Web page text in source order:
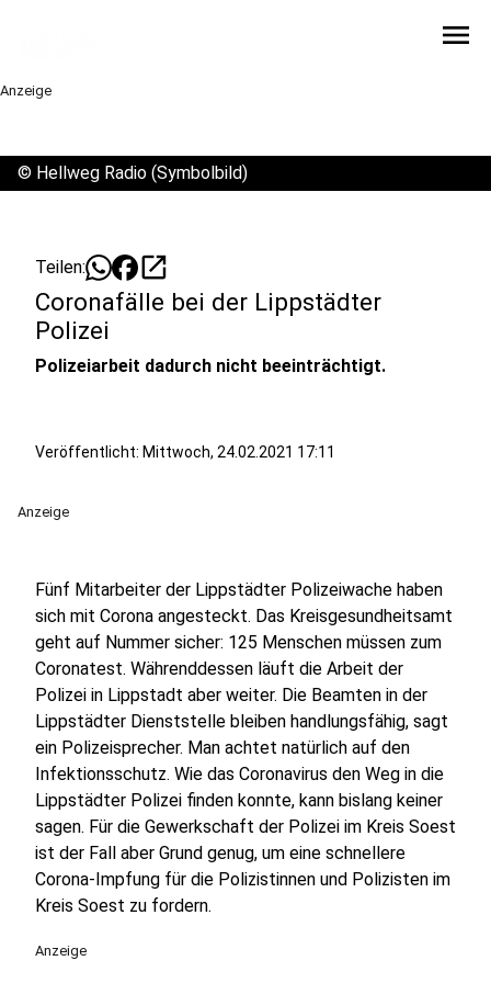
menu
Anzeige
© Hellweg Radio (Symbolbild)
Teilen: open_in_new
Coronafälle bei der Lippstädter
Polizei
Polizeiarbeit dadurch nicht beeinträchtigt.
Veröffentlicht: Mittwoch, 24.02.2021 17:11
Anzeige
Fünf Mitarbeiter der Lippstädter Polizeiwache haben
sich mit Corona angesteckt. Das Kreisgesundheitsamt
geht auf Nummer sicher: 125 Menschen müssen zum
Coronatest. Währenddessen läuft die Arbeit der
Polizei in Lippstadt aber weiter. Die Beamten in der
Lippstädter Dienststelle bleiben handlungsfähig, sagt
ein Polizeisprecher. Man achtet natürlich auf den
Infektionsschutz. Wie das Coronavirus den Weg in die
Lippstädter Polizei finden konnte, kann bislang keiner
sagen. Für die Gewerkschaft der Polizei im Kreis Soest
ist der Fall aber Grund genug, um eine schnellere
Corona-Impfung für die Polizistinnen und Polizisten im
Kreis Soest zu fordern.
Anzeige